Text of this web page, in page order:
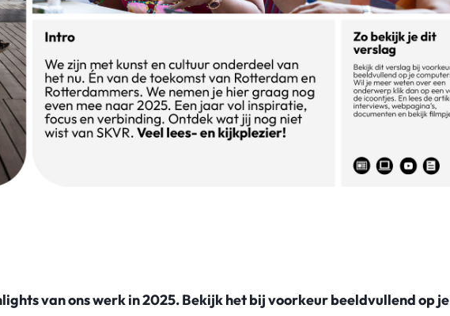
van ons werk in 2025. Bekijk het bij voorkeur beeldvullend op je